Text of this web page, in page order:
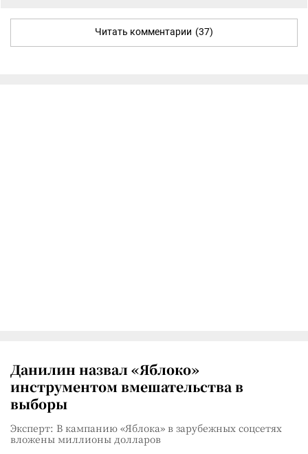
Читать комментарии (37)
Данилин назвал «Яблоко»
инструментом вмешательства в
выборы
Эксперт: В кампанию «Яблока» в зарубежных соцсетях
вложены миллионы долларов